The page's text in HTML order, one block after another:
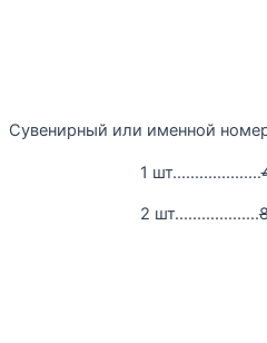
Сувенирный или именной
1 шт....................
2 шт...................